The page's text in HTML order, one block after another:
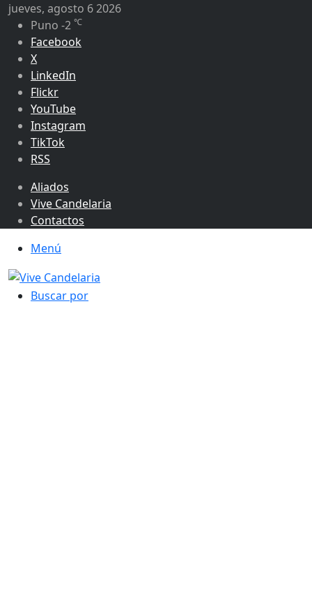
jueves, agosto 6 2026
Puno -2 ℃
Facebook
X
LinkedIn
Flickr
YouTube
Instagram
TikTok
RSS
Aliados
Vive Candelaria
Contactos
Menú
Buscar por